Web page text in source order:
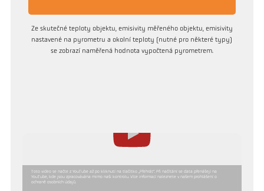
Ze skutečné teploty objektu, emisivity měřeného objektu, emisivity
nastavené na pyrometru a okolní teploty (nutné pro některé typy)
se zobrazí naměřená hodnota vypočtená pyrometrem.
Toto video se načte z YouTube až po kliknutí na tlačítko „Přehrát“. Při načítání se data přenášejí na
YouTube, kde jsou zpracovávána mimo naši kontrolu. Více informací naleznete v našem prohlášení o
ochraně osobních údajů.